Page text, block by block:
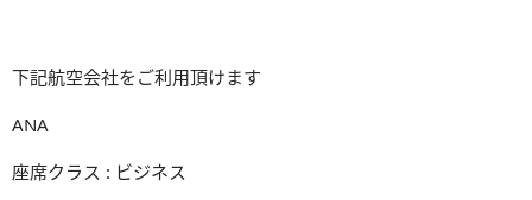
下記航空会社をご利用頂けます
ANA
座席クラス : ビジネス